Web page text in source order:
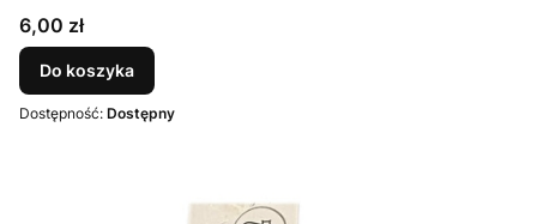
Cena
6,00 zł
Do koszyka
Dostępność: Dostępny